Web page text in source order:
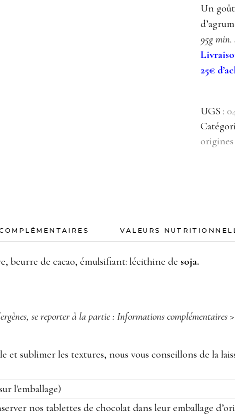
Un
95g min.
25€
UGS :
origines
VALEURS
beurre de cacao, émulsifiant: lécithine de soja.
se reporter à la partie : Informations complémentaires
et sublimer les textures, nous vous conseillons de la
l'emballage)
nos tablettes de chocolat dans leur emballage